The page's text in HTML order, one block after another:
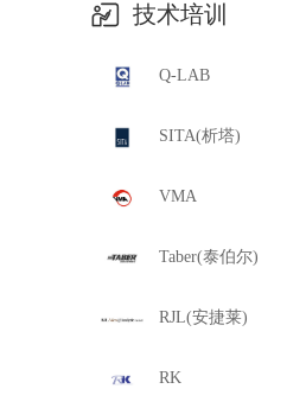
技术培训
Q-LAB
SITA(析塔)
VMA
Taber(泰伯尔)
RJL(安捷莱)
RK